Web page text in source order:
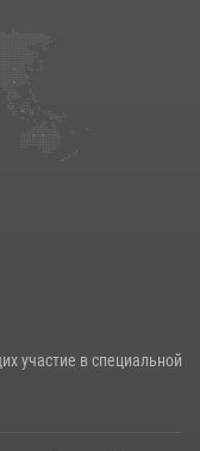
по обобщению
участие в специальной